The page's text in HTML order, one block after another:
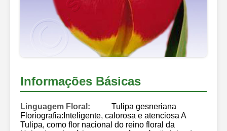
Informações Básicas
Linguagem Floral:
Tulipa gesneriana
Floriografia:Inteligente, calorosa e atenciosa A
Tulipa, como flor nacional do reino floral da